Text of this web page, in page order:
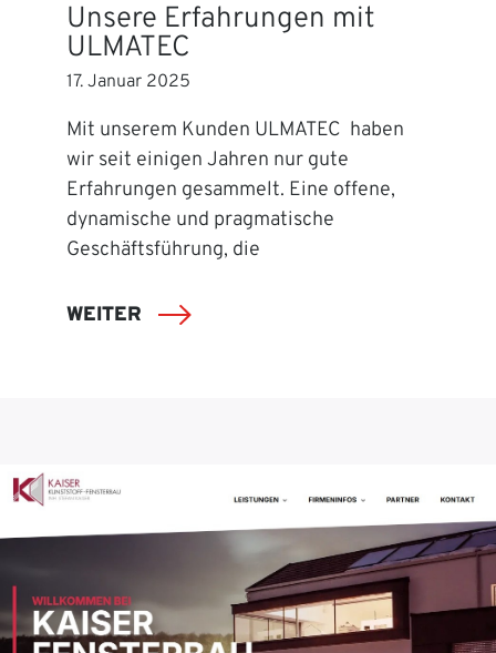
Unsere Erfahrungen mit
ULMATEC
17. Januar 2025
Mit unserem Kunden ULMATEC haben
wir seit einigen Jahren nur gute
Erfahrungen gesammelt. Eine offene,
dynamische und pragmatische
Geschäftsführung, die
WEITER